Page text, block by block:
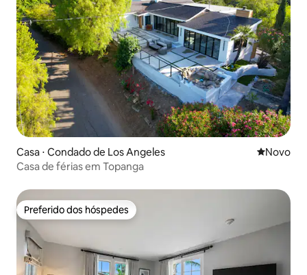
Casa ⋅ Condado de Los Angeles Novo
Novo
Casa de férias em Topanga
Preferido dos hóspedes
Preferido dos hóspedes